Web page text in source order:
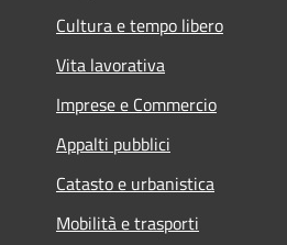
Cultura e tempo libero
Vita lavorativa
Imprese e Commercio
Appalti pubblici
Catasto e urbanistica
Mobilità e trasporti